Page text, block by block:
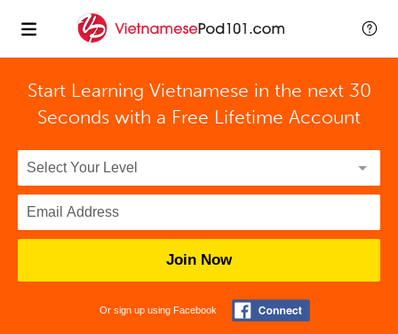
Start Learning Vietnamese in the next 30
Seconds with a Free Lifetime Account
Join Now
Or sign up using Facebook